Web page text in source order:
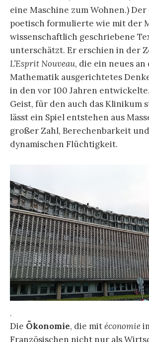
eine Maschine zum Wohnen.) Der
poetisch formulierte wie mit der
wissenschaftlich geschriebene
unterschätzt. Er erschien in der
L’Esprit Nouveau, die ein neues an
Mathematik ausgerichtetes
in den vor 100 Jahren
Geist, für den auch das Klinikum
lässt ein Spiel entstehen aus
großer Zahl, Berechenbarkeit
dynamischen Flüchtigkeit.
.
Die Ökonomie, die mitéconomie
Französischen nicht nur als